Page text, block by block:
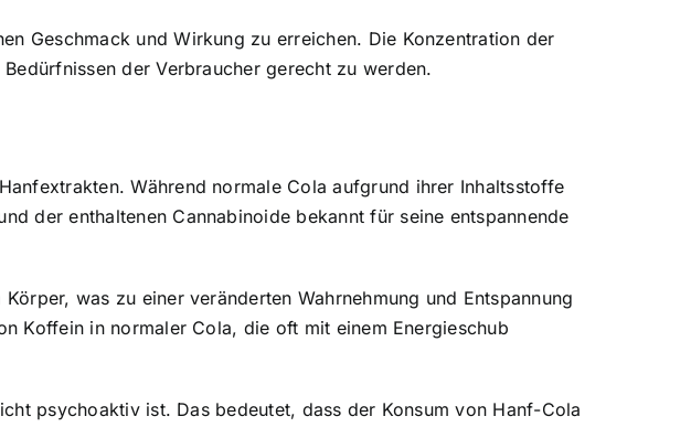
Geschmack und Wirkung zu erreichen. Die Konzentration der
der Verbraucher gerecht zu werden.
Während normale Cola aufgrund ihrer Inhaltsstoffe
der enthaltenen Cannabinoide bekannt für seine entspannende
was zu einer veränderten Wahrnehmung und Entspannung
Koffein in normaler Cola, die oft mit einem Energieschub
psychoaktiv ist. Das bedeutet, dass der Konsum von Hanf-Cola